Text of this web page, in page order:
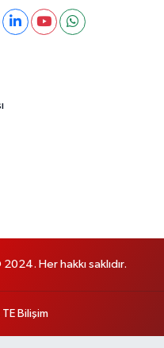
Her hakkı saklıdır.
TE Bilişim